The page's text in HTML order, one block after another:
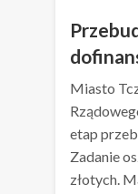
Miasto
etap
Zadanie
złotych.